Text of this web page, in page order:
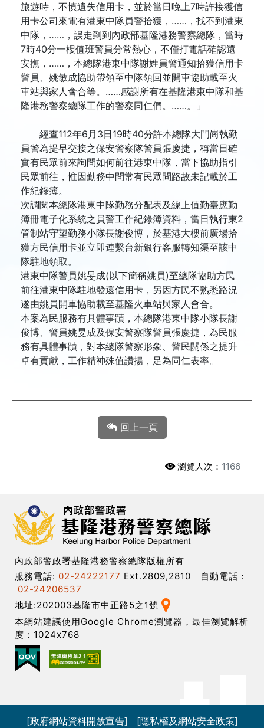
旅遊時，不慎遺失信用卡，並於當日晚上7時許接獲信
用卡公司來電有港東中隊員警拾獲，……，找不到港東
中隊，……，誤走到到內政部基隆港務警察總隊，當時
7時40分一樓值班警員分常熱心，不僅打電話確認還
安撫，……，本總隊港東中隊謝姓員警通知拾獲信用卡
警員、姚敏成協助帶領至中隊領回並開車協助載至火
車站與家人會合等。……感謝所有在基隆港東中隊和基
隆港務警察總隊工作的警察同仁們。……。」
經查112年6月3日19時40分許本總隊大門崗執勤
員警為提早交接之保安警察隊警員張慶捷，稱當日確
實有民眾前來詢問如何前往港東中隊，當下協助指引
民眾前往，惟因勤務中問常有民眾問路故未記載於工
作紀錄簿。
次調閱本總隊港東中隊勤務分配表及線上值勤臺應勤
簿冊電子化系統之員警工作紀錄簿資料，當日執行東2
管制站守望勤務小隊長謝俊博，於基港大樓前廣場拾
獲方民信用卡並立即連繫台新銀行客服轉知渠至該中
隊駐地領取。
港東中隊警員姚旻成(以下簡稱姚員)至總隊協助方民
前往港東中隊駐地發還信用卡，另因方民不熟悉路況
遂由姚員開車協助載至基隆火車站與家人會合。
本案為民服務有具體事蹟，本總隊港東中隊小隊長謝
俊博、警員姚旻成及保安警察隊警員張慶捷，為民服
務有具體事蹟，對本總隊警察形象、警民關係之提升
卓有貢獻，工作精神殊值讚揚，足為同仁表率。
回上一頁
瀏覽人次： 1166
內政部警政署基隆港務警察總隊版權所有
服務電話: 02-24222177 Ext.2809,2810 自動電話：
02-24206537
地址:202003基隆市中正路5之1號
本網站建議使用Google Chrome瀏覽器，最佳瀏覽解析
度：1024x768
[政府網站資料開放宣告] [隱私權及網站安全政策]